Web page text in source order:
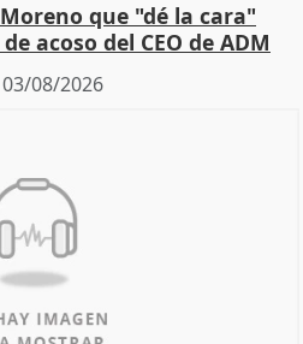
que "dé la cara"
acoso del CEO de ADM
03/08/2026